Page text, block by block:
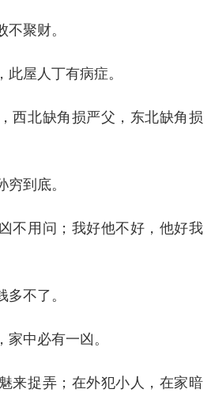
聚财。
屋人丁有病症。
西北缺角损严父，东北缺角损
到底。
不用问；我好他不好，他好我
不了。
中必有一凶。
来捉弄；在外犯小人，在家暗